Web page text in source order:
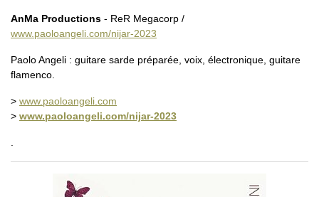
AnMa Productions - ReR Megacorp /
www.paoloangeli.com/nijar-2023
Paolo Angeli : guitare sarde préparée, voix, électronique, guitare
flamenco.
> www.paoloangeli.com
> www.paoloangeli.com/nijar-2023